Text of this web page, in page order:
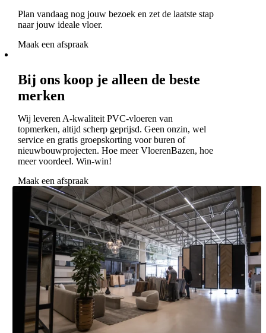
Plan vandaag nog jouw bezoek en zet de laatste stap
naar jouw ideale vloer.
Maak een afspraak
Bij ons koop je alleen de beste
merken
Wij leveren A-kwaliteit PVC-vloeren van
topmerken, altijd scherp geprijsd. Geen onzin, wel
service en gratis groepskorting voor buren of
nieuwbouwprojecten. Hoe meer VloerenBazen, hoe
meer voordeel. Win-win!
Maak een afspraak